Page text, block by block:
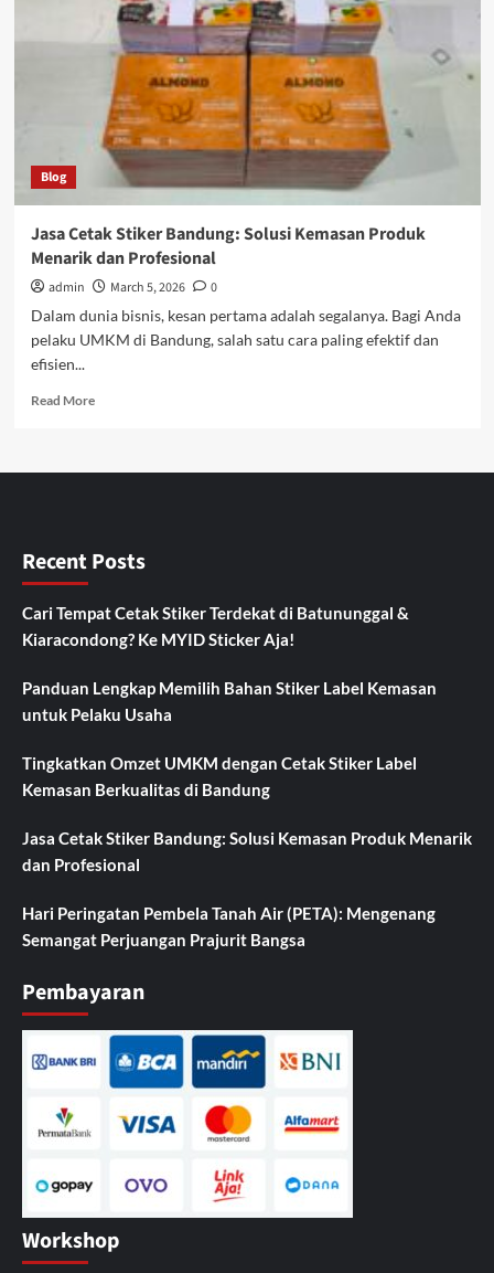
Stiker
Label
Kemasan
untuk
Pelaku
Usaha
Blog
Jasa Cetak Stiker Bandung: Solusi Kemasan Produk
Menarik dan Profesional
admin March 5, 2026
0
Dalam dunia bisnis, kesan pertama adalah segalanya. Bagi Anda
pelaku UMKM di Bandung, salah satu cara paling efektif dan
efisien...
Read MoreRead
Kemasan
Menarik
Profesional
Recent Posts
Cari Tempat Cetak Stiker Terdekat di Batununggal &
Kiaracondong? Ke MYID Sticker Aja!
Panduan Lengkap Memilih Bahan Stiker Label Kemasan
untuk Pelaku Usaha
Tingkatkan Omzet UMKM dengan Cetak Stiker Label
Kemasan Berkualitas di Bandung
Jasa Cetak Stiker Bandung: Solusi Kemasan Produk Menarik
dan Profesional
Hari Peringatan Pembela Tanah Air (PETA): Mengenang
Semangat Perjuangan Prajurit Bangsa
Pembayaran
Workshop